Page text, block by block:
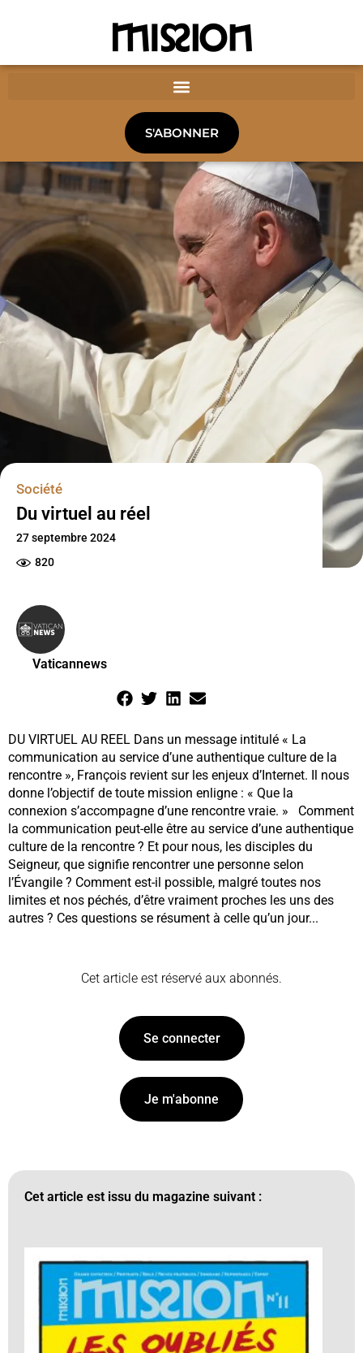
S'ABONNER
Société
Du virtuel au réel
27 septembre 2024
820
Vaticannews
DU VIRTUEL AU REEL Dans un message intitulé « La
communication au service d’une authentique culture de la
rencontre », François revient sur les enjeux d’Internet. Il nous
donne l’objectif de toute mission enligne : « Que la
connexion s’accompagne d’une rencontre vraie. » Comment
la communication peut-elle être au service d’une authentique
culture de la rencontre ? Et pour nous, les disciples du
Seigneur, que signifie rencontrer une personne selon
l’Évangile ? Comment est-il possible, malgré toutes nos
limites et nos péchés, d’être vraiment proches les uns des
autres ? Ces questions se résument à celle qu’un jour...
Cet article est réservé aux abonnés.
Se connecter
Je m'abonne
Cet article est issu du magazine suivant :